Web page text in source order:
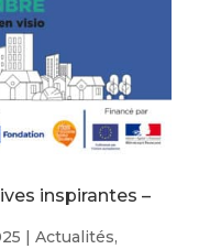
inspirantes –
Actualités,